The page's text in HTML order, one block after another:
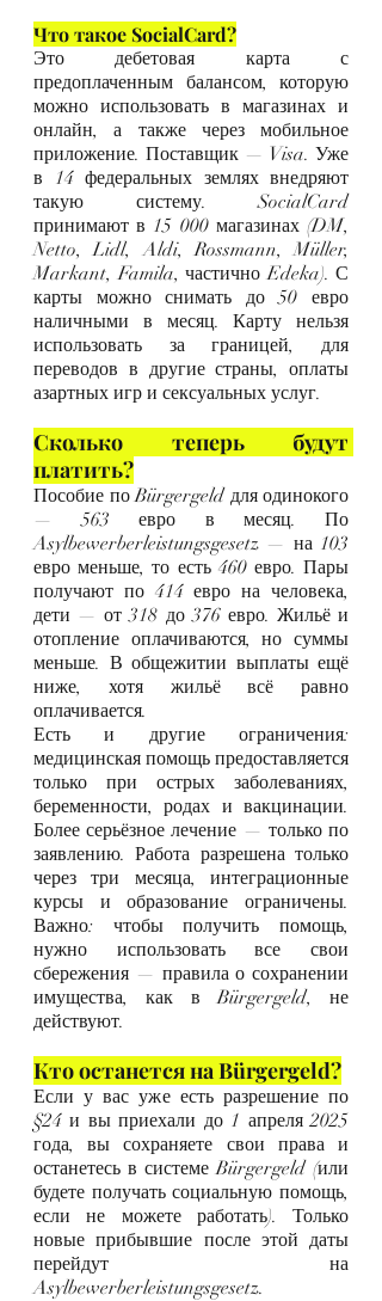
Что такое SocialCard?
Это дебетовая карта с
предоплаченным балансом, которую
можно использовать в магазинах и
онлайн, а также через мобильное
приложение. Поставщик — Visa. Уже
в 14 федеральных землях внедряют
такую систему. SocialCard
принимают в 15 000 магазинах (DM,
Netto, Lidl, Aldi, Rossmann, Müller,
Markant, Famila, частично Edeka). С
карты можно снимать до 50 евро
наличными в месяц. Карту нельзя
использовать за границей, для
переводов в другие страны, оплаты
азартных игр и сексуальных услуг.
Сколько теперь будут
платить?
Пособие по Bürgergeld для одинокого
— 563 евро в месяц. По
Asylbewerberleistungsgesetz — на 103
евро меньше, то есть 460 евро. Пары
получают по 414 евро на человека,
дети — от 318 до 376 евро. Жильё и
отопление оплачиваются, но суммы
меньше. В общежитии выплаты ещё
ниже, хотя жильё всё равно
оплачивается.
Есть и другие ограничения:
медицинская помощь предоставляется
только при острых заболеваниях,
беременности, родах и вакцинации.
Более серьёзное лечение — только по
заявлению. Работа разрешена только
через три месяца, интеграционные
курсы и образование ограничены.
Важно: чтобы получить помощь,
нужно использовать все свои
сбережения — правила о сохранении
имущества, как в Bürgergeld, не
действуют.
Кто останется на Bürgergeld?
Если у вас уже есть разрешение по
§24 и вы приехали до 1 апреля 2025
года, вы сохраняете свои права и
останетесь в системе Bürgergeld (или
будете получать социальную помощь,
если не можете работать). Только
новые прибывшие после этой даты
перейдут на
Asylbewerberleistungsgesetz.